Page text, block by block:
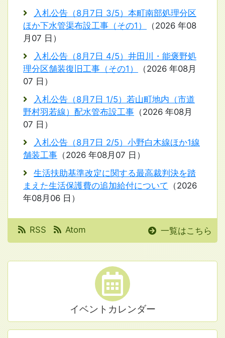
入札公告（8月7日 3/5）本町南部処理分区
ほか下水管渠布設工事（その1）
（2026 年08
月07 日 ）
入札公告（8月7日 4/5）井田川・能褒野処
理分区舗装復旧工事（その1）
（2026 年08月
07 日 ）
入札公告（8月7日 1/5）若山町地内（市道
野村羽若線）配水管布設工事 （2026 年08月
07 日 ）
入札公告（8月7日 2/5）小野白木線ほか1線
舗装工事 （2026 年08月07 日 ）
生活扶助基準改定に関する最高裁判決を踏
まえた生活保護費の追加給付について （2026
年08月06 日 ）
RSS Atom 一覧はこちら
イベントカレンダー